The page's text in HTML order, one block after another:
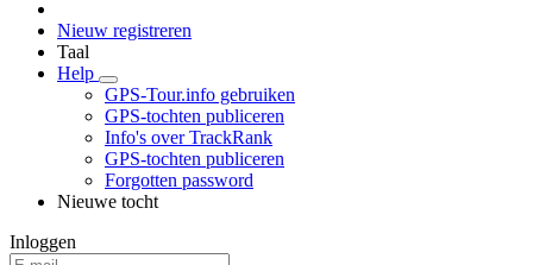
Nieuw registreren
Taal
Help
GPS-Tour.info gebruiken
GPS-tochten publiceren
Info's over TrackRank
GPS-tochten publiceren
Forgotten password
Nieuwe tocht
Inloggen